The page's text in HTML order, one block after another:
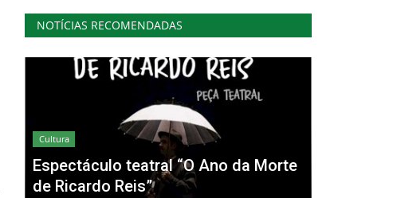
NOTÍCIAS RECOMENDADAS
Cultura
Espectáculo teatral “O Ano da Morte
de Ricardo Reis”